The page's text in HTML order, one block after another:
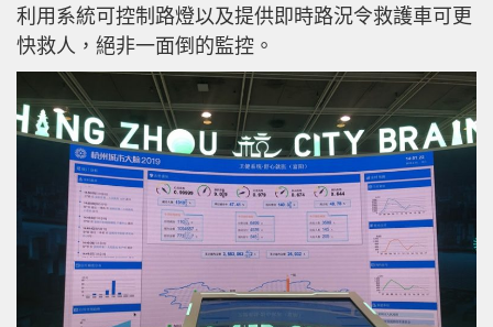
利用系統可控制路燈以及提供即時路況令救護車可更
快救人，絕非一面倒的監控。